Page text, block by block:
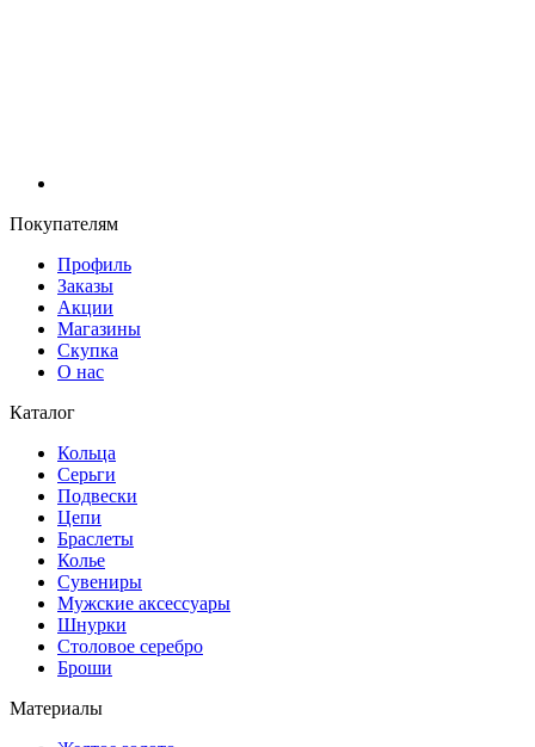
Покупателям
Профиль
Заказы
Акции
Магазины
Скупка
О нас
Каталог
Кольца
Серьги
Подвески
Цепи
Браслеты
Колье
Сувениры
Мужские аксессуары
Шнурки
Столовое серебро
Броши
Материалы